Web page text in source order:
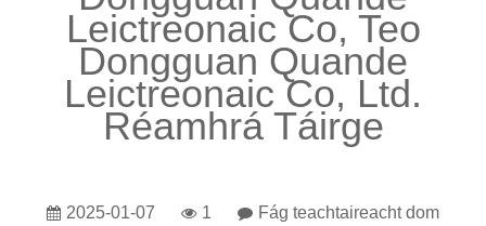
Leictreonaic Co, Teo
Dongguan Quande
Leictreonaic Co, Ltd.
Réamhrá Táirge
2025-01-07 1 Fág teachtaireacht dom